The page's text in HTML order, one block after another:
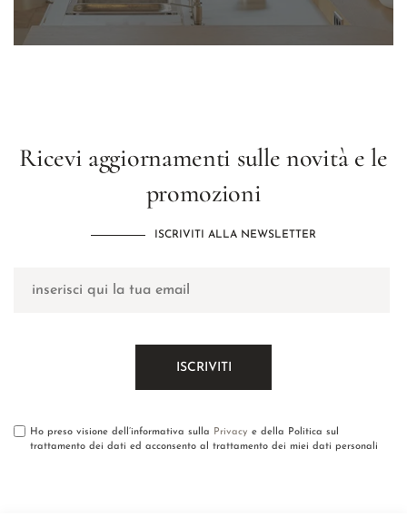
Ricevi aggiornamenti sulle novità e le
promozioni
ISCRIVITI ALLA NEWSLETTER
Ho preso visione dell’informativa sulla Privacy e della Politica sul
trattamento dei dati ed acconsento al trattamento dei miei dati personali